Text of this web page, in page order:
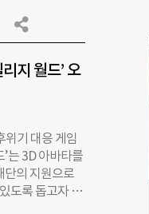
지 월드’ 오
기 대응 게임
는 3D 아바타를
단의 지원으로
도록 돕고자 기